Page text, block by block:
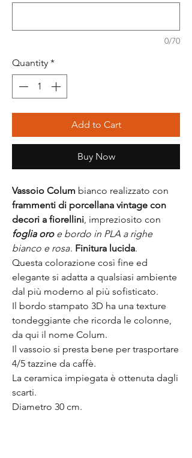
0/70
Quantity *
Add to Cart
Buy Now
Vassoio Colum bianco realizzato con
frammenti di porcellana vintage con
decori a fiorellini, impreziosito con
foglia oroe bordo in PLA a righe
bianco e rosa. Finitura lucida.
Questa colorazione così fine ed
elegante si adatta a qualsiasi ambiente
dal più moderno al più sofisticato.
Il bordo stampato 3D ha una texture
tondeggiante che ricorda le colonne,
da qui il nome Colum.
Il vassoio si presta bene per trasportare
4/5 tazzine da caffè.
La ceramica impiegata è ottenuta dagli
scarti.
Diametro 30 cm.